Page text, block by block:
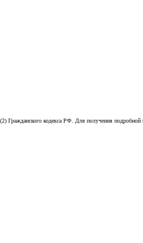
кодекса РФ. Для получения